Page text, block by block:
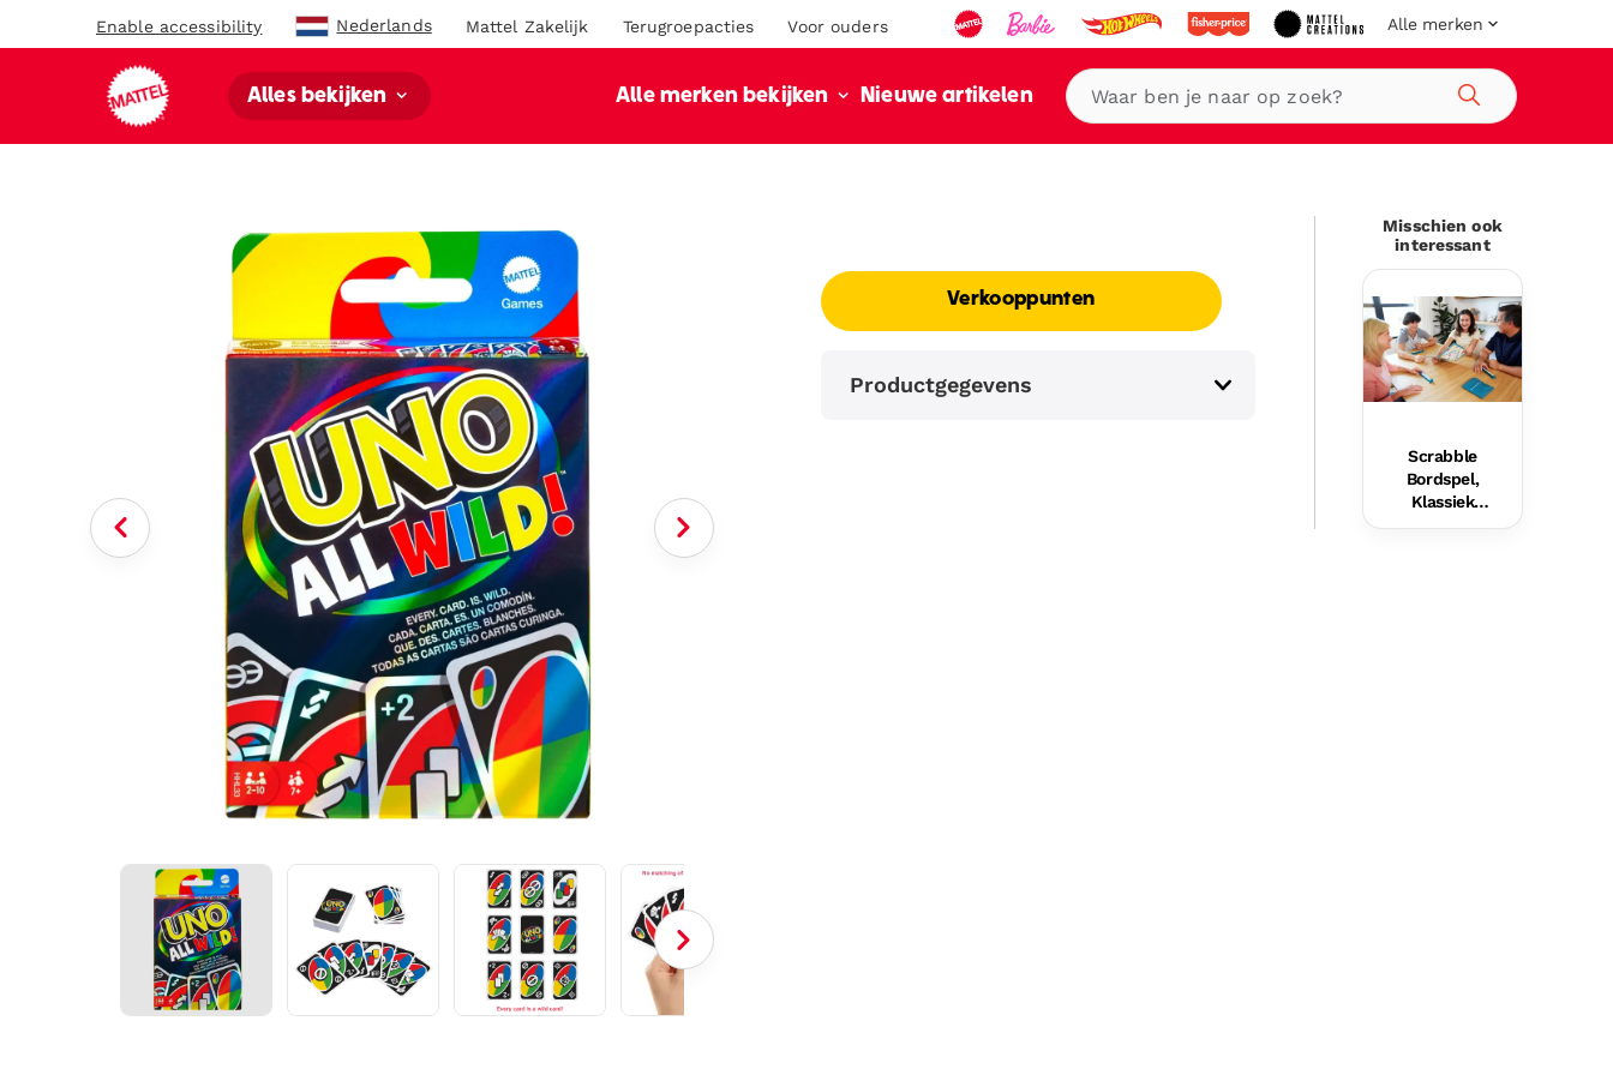
Enable accessibility Nederlands Mattel Zakelijk Terugroepacties Voor ouders Alle merken
Alles bekijken Alle merken bekijken Nieuwe artikelen
Zoeken
Verkooppunten
Productgegevens
Misschien ook
interessant
Scrabble
Bordspel,
Klassiek
Woordspel